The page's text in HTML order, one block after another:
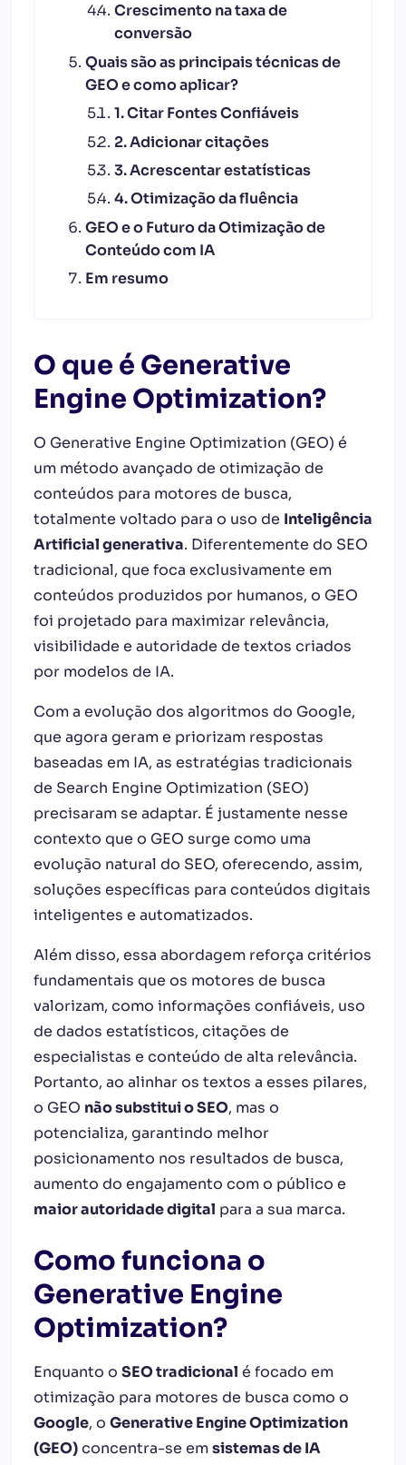
Crescimento na taxa de
conversão
Quais são as principais técnicas de
GEO e como aplicar?
1. Citar Fontes Confiáveis
2. Adicionar citações
3. Acrescentar estatísticas
4. Otimização da fluência
GEO e o Futuro da Otimização de
Conteúdo com IA
Em resumo
O que é Generative
Engine Optimization?
O Generative Engine Optimization (GEO) é
um método avançado de otimização de
conteúdos para motores de busca,
totalmente voltado para o uso de Inteligência
Artificial generativa. Diferentemente do SEO
tradicional, que foca exclusivamente em
conteúdos produzidos por humanos, o GEO
foi projetado para maximizar relevância,
visibilidade e autoridade de textos criados
por modelos de IA.
Com a evolução dos algoritmos do Google,
que agora geram e priorizam respostas
baseadas em IA, as estratégias tradicionais
de Search Engine Optimization (SEO)
precisaram se adaptar. É justamente nesse
contexto que o GEO surge como uma
evolução natural do SEO, oferecendo, assim,
soluções específicas para conteúdos digitais
inteligentes e automatizados.
Além disso, essa abordagem reforça critérios
fundamentais que os motores de busca
valorizam, como informações confiáveis, uso
de dados estatísticos, citações de
especialistas e conteúdo de alta relevância.
Portanto, ao alinhar os textos a esses pilares,
o GEO não substitui o SEO, mas o
potencializa, garantindo melhor
posicionamento nos resultados de busca,
aumento do engajamento com o público e
maior autoridade digital para a sua marca.
Como funciona o
Generative Engine
Optimization?
Enquanto o SEO tradicional é focado em
otimização para motores de busca como o
Google, o Generative Engine Optimization
(GEO)concentra-se emsistemas de IA